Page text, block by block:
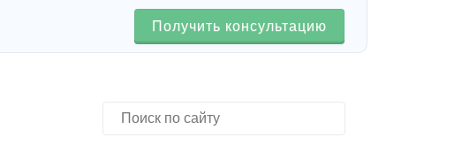
Получить консультацию